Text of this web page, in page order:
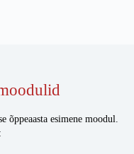
õppeaasta esimene moodul.